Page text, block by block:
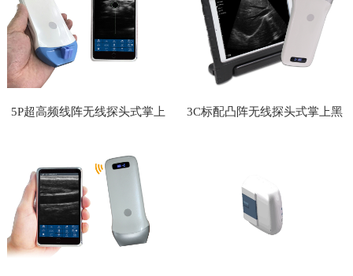
5P超高频线阵无线探头式掌上
黑白超
3C标配凸阵无线探头式掌上黑